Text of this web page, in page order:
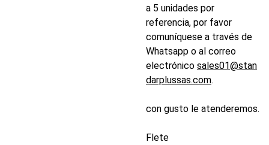
a 5 unidades por
referencia, por favor
comuníquese a través de
Whatsapp o al correo
electrónico sales01@stan
darplussas.com.
con gusto le atenderemos.
Flete